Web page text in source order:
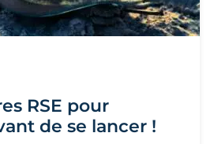
RSE pour
de se lancer !